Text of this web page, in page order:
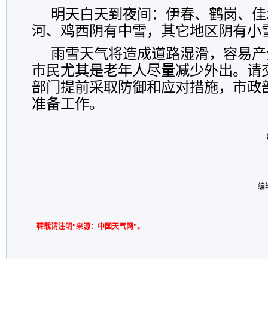
明天白天到夜间：伊春、鹤岗、
河、鸡西阴有中雪，其它地区阴有小
雨雪天气将造成道路湿滑，容易
市民尤其是老年人尽量减少外出。请
部门提前采取防御和应对措施，市政
准备工作。
编
转载请注明“来源：中国天气网”。